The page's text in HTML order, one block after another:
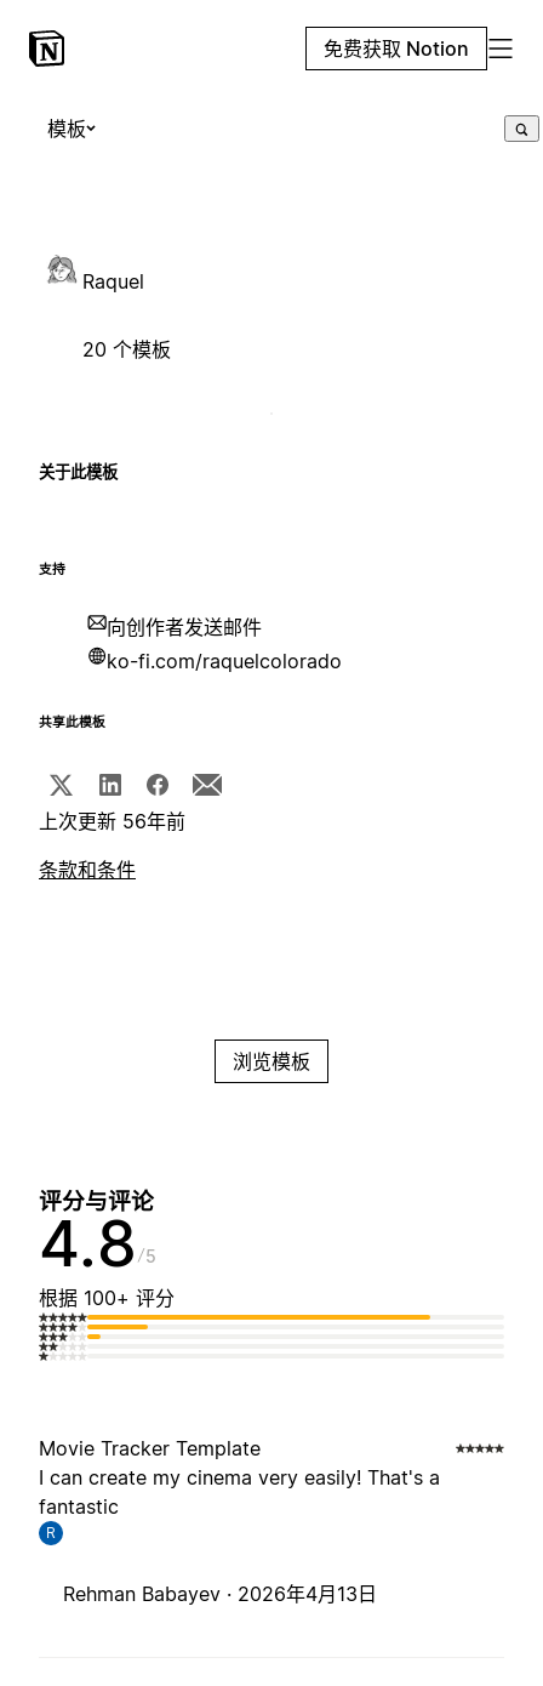
免费获取 Notion
模板
Raquel
20 个模板
关于此模板
支持
向创作者发送邮件
ko-fi.com/raquelcolorado
共享此模板
上次更新 56年前
条款和条件
浏览模板
评分与评论
4.8 5
根据 100+ 评分
Movie Tracker Template
I can create my cinema very easily! That's a
fantastic
R
Rehman Babayev · 2026年4月13日